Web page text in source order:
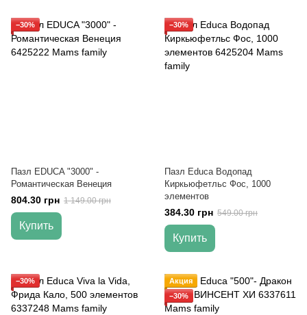
−30%
Пазл EDUCA "3000" -
Романтическая Венеция
804.30 грн 1 149.00 грн
Купить
−30%
Пазл Educa Водопад
Киркьюфетльс Фос, 1000
элементов
384.30 грн 549.00 грн
Купить
−30%
Акция
−30%